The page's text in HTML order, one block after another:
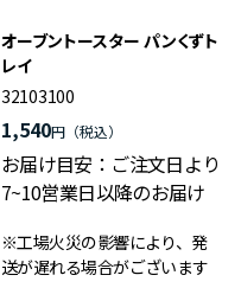
オーブントースター パンくずト
レイ
32103100
1,540円
お届け目安：ご注文日より
7~10営業日以降のお届け
※工場火災の影響により、発
送が遅れる場合がございます